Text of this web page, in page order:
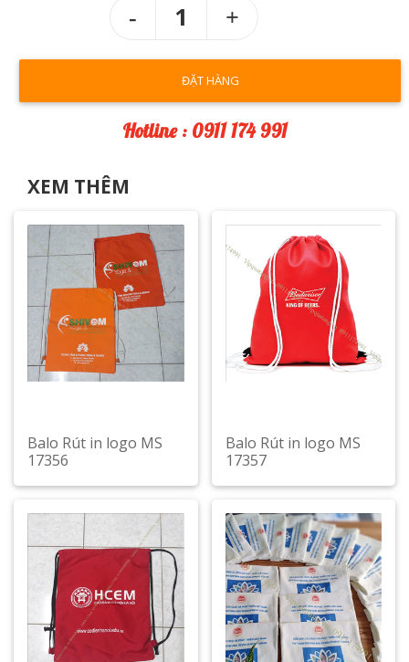
1
ĐẶT HÀNG
Hotline : 0911 174 991
XEM THÊM
Balo Rút in logo MS
17356
Xem chi tiết
Balo Rút in logo MS
17357
Xem chi tiết